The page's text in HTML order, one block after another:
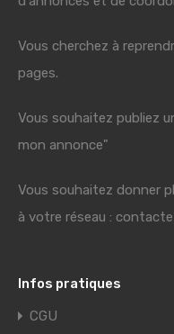
Vous cherchez à
pages.
Vous souhaitez publiez
mon annonce"
Vous souhaitez donner
à votre réseau :
Infos pratiques
CGU